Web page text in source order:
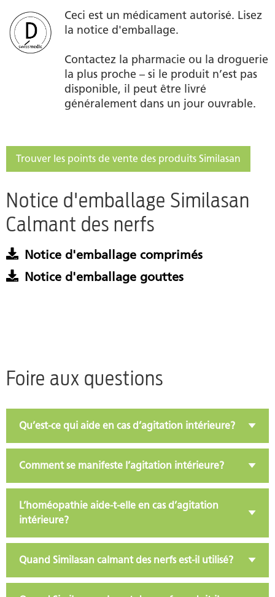
Ceci est un médicament autorisé. Lisez
la notice d'emballage.
Contactez la pharmacie ou la droguerie
la plus proche – si le produit n’est pas
disponible, il peut être livré
généralement dans un jour ouvrable.
Trouver les points de vente des produits Similasan
Notice d'emballage Similasan
Calmant des nerfs
Notice d'emballage comprimés
Notice d'emballage gouttes
Foire aux questions
Qu’est-ce qui aide en cas d’agitation intérieure?
Comment se manifeste l’agitation intérieure?
L’homéopathie aide-t-elle en cas d’agitation
intérieure?
Quand Similasan calmant des nerfs est-il utilisé?